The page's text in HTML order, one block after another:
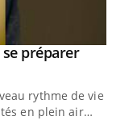
se préparer
rythme de vie !
en plein air…